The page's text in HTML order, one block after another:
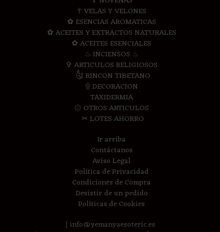
☥ VELAS Y VELONES
✿ ESENCIAS AROMATICAS
✿ ACEITES Y EXTRACTOS NATURALES
✿ ACEITES ESENCIALES
♨ INCIENSOS ♨
✞ ARTICULOS RELIGIOSOS
༃ RINCON TIBETANO
۩ DECORACION
TAXIDERMIA
۞ OTROS ARTICULOS
✂ LOTES AHORRO
Ir arriba
Contáctanos
Aviso Legal
Política de Privacidad
Condiciones de Compra
Desistir de un pedido
Políticas de Cookies
| info@yemanyaesoteric.es